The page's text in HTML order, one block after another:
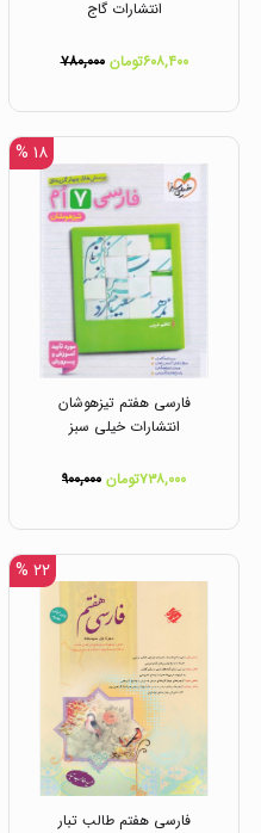
انتشارات گاج
۶۰۸,۴۰۰تومان ۷۸۰,۰۰۰
۱۸ %
فارسی هفتم تیزهوشان
انتشارات خیلی سبز
۷۳۸,۰۰۰تومان ۹۰۰,۰۰۰
۲۲ %
فارسی هفتم طالب تبار